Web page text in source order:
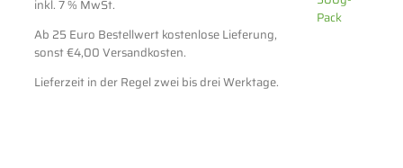
inkl. 7 % MwSt.
Ab 25 Euro Bestellwert kostenlose Lieferung,
sonst €4,00 Versandkosten.
Lieferzeit in der Regel zwei bis drei Werktage.